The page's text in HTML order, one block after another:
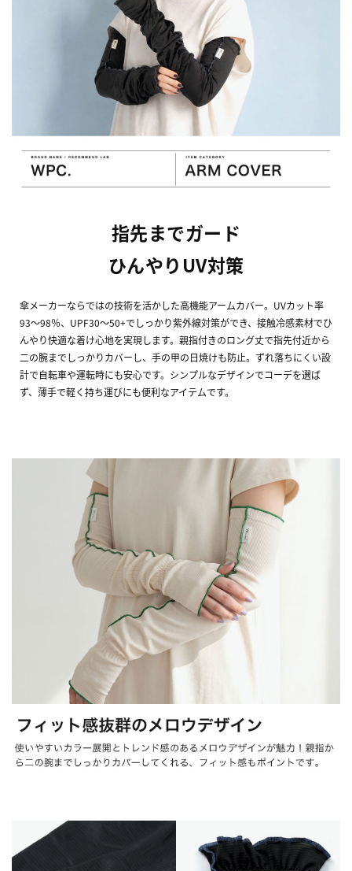
指先までガード
ひんやりUV対策
傘メーカーならではの技術を活かした高機能アームカバー。UVカット率
93～98％、UPF30～50+でしっかり紫外線対策ができ、接触冷感素材でひ
んやり快適な着け心地を実現します。親指付きのロング丈で指先付近から
二の腕までしっかりカバーし、手の甲の日焼けも防止。ずれ落ちにくい設
計で自転車や運転時にも安心です。シンプルなデザインでコーデを選ば
ず、薄手で軽く持ち運びにも便利なアイテムです。